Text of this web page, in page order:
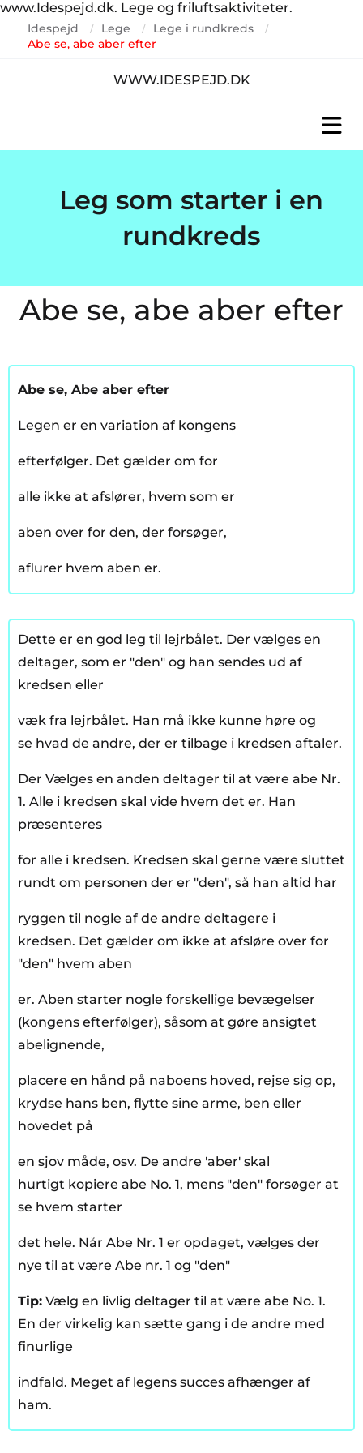
www.Idespejd.dk. Lege og friluftsaktiviteter.
Idespejd / Lege / Lege i rundkreds /
Abe se, abe aber efter
WWW.IDESPEJD.DK
Leg som starter i en
rundkreds
Abe se, abe aber efter
Abe se, Abe aber efter
Legen er en variation af kongens
efterfølger. Det gælder om for
alle ikke at afslører, hvem som er
aben over for den, der forsøger,
aflurer hvem aben er.
Dette er en god leg til lejrbålet. Der vælges en
deltager, som er "den" og han sendes ud af
kredsen eller
væk fra lejrbålet. Han må ikke kunne høre og
se hvad de andre, der er tilbage i kredsen aftaler.
Der Vælges en anden deltager til at være abe Nr.
1. Alle i kredsen skal vide hvem det er. Han
præsenteres
for alle i kredsen. Kredsen skal gerne være sluttet
rundt om personen der er "den", så han altid har
ryggen til nogle af de andre deltagere i
kredsen. Det gælder om ikke at afsløre over for
"den" hvem aben
er. Aben starter nogle forskellige bevægelser
(kongens efterfølger), såsom at gøre ansigtet
abelignende,
placere en hånd på naboens hoved, rejse sig op,
krydse hans ben, flytte sine arme, ben eller
hovedet på
en sjov måde, osv. De andre 'aber' skal
hurtigt kopiere abe No. 1, mens "den" forsøger at
se hvem starter
det hele. Når Abe Nr. 1 er opdaget, vælges der
nye til at være Abe nr. 1 og "den"
Tip: Vælg en livlig deltager til at være abe No. 1.
En der virkelig kan sætte gang i de andre med
finurlige
indfald. Meget af legens succes afhænger af
ham.